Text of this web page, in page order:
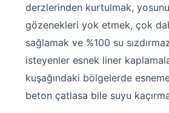
derzlerinden kurtulmak,
gözenekleri yok etmek, çok
sağlamak ve %100 su
isteyenler esnek liner
kuşağındaki bölgelerde
beton çatlasa bile suyu